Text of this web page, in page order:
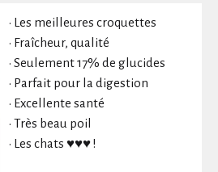
• Les meilleures croquettes
• Fraîcheur, qualité
• Seulement 17% de glucides
• Parfait pour la digestion
• Excellente santé
• Très beau poil
• Les chats ♥♥♥ !